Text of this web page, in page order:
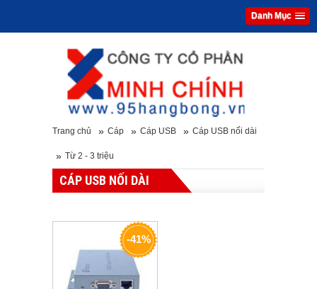
Danh Mục
Trang chủ » Cáp » Cáp USB » Cáp USB nối dài
» Từ 2 - 3 triệu
CÁP USB NỐI DÀI
-41%